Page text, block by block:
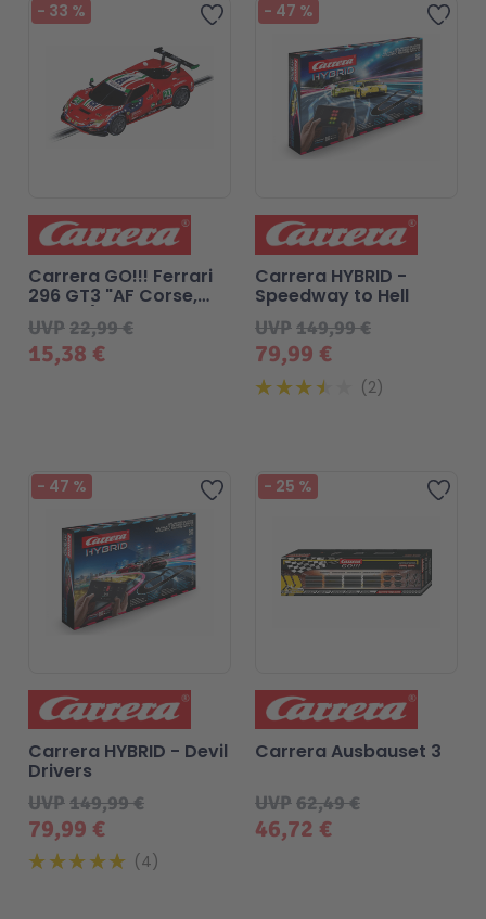
Zur Wunschliste hinzufügen
- 33 %
15,38 €
UVP22,99 €
Carrera GO!!! Ferrari
296 GT3 "AF Corse,
No.21" (IMSA,
Weathertech GTD
(2024)
Zur
- 47 %
79,99 €
UVP149,99 €
Carrera HYBRID -
Speedway to Hell
2
Zur Wunschliste hinzufügen
- 47 %
79,99 €
UVP149,99 €
Carrera HYBRID - Devil
Drivers
4
Zur
- 25 %
46,72 €
UVP62,49 €
Carrera Ausbauset 3